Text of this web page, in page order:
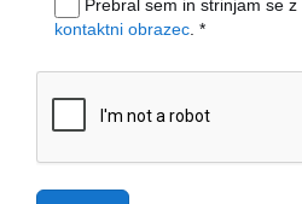
Prebral sem in strinjam se z
kontaktni obrazec